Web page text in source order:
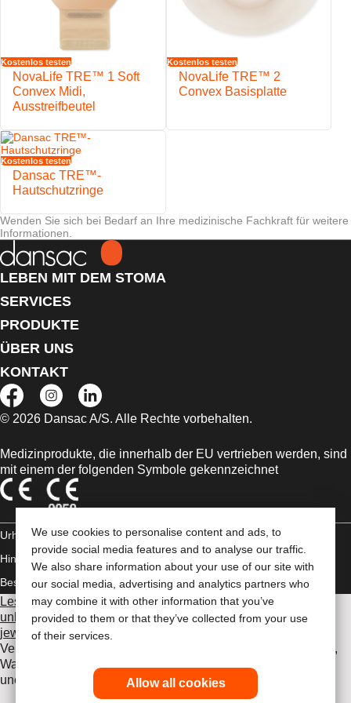
We use cookies to personalise content and ads, to
provide social media features and to analyse our traffic.
We also share information about your use of our site with
our social media, advertising and analytics partners who
may combine it with other information that you’ve
provided to them or that they’ve collected from your use
of their services.
Allow all cookies
Reinigung ausgelegt
Sichere VELCRO®-Klettverschlüsse
Der NovaLife™-Filter hilft, das Risiko des Aufblähens des Beutels
zu minimieren
Weicher, wasserabweisender Vliesstoffüberzug
Kostenlos testen
NovaLife TRE™ 1 Soft
Convex Midi,
Ausstreifbeutel
Kostenlos testen
NovaLife TRE™ 2
Convex Basisplatte
Kostenlos testen
Dansac TRE™-
Hautschutzringe
Wenden Sie sich bei Bedarf an Ihre medizinische Fachkraft für weitere
Informationen.
LEBEN MIT DEM STOMA
SERVICES
PRODUKTE
ÜBER UNS
KONTAKT
© 2026 Dansac A/S. Alle Rechte vorbehalten.
Medizinprodukte, die innerhalb der EU vertrieben werden, sind
mit einem der folgenden Symbole gekennzeichnet
Urheberrechts-
Hinweis/Nutzungsbedingungen
Datenschutz-
Bestimmungen Umgang mit Cookies
Lesen Sie vor der Verwendung der angeführten Produkte
unbedingt die gesamte Gebrauchsanweisung, die dem
jeweiligen Produkt beiliegt
Verwendungszweck, eine Beschreibung, Kontraindikationen,
Warnhinweise, Vorsichtsmaßnahmen, Angaben zu
unerwünschten Ereignissen und die Gebrauchsanweisung.